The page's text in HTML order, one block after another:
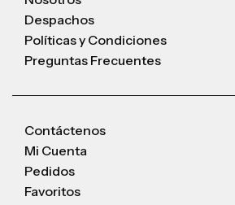
Despachos
Políticas y Condiciones
Preguntas Frecuentes
Contáctenos
Mi Cuenta
Pedidos
Favoritos